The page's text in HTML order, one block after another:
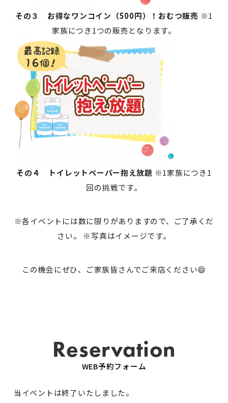
その３ お得なワンコイン（500円）！おむつ販売 ※1
家族につき1つの販売となります。
その４ トイレットペーパー抱え放題 ※1家族につき1
回の挑戦です。
※各イベントには数に限りがありますので、ご了承くだ
さい。 ※写真はイメージです。
この機会にぜひ、ご家族皆さんでご来店ください😄
Reservation
WEB予約フォーム
当イベントは終了いたしました。